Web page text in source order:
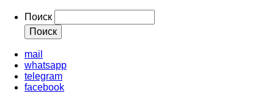
Поиск
mail
whatsapp
telegram
facebook